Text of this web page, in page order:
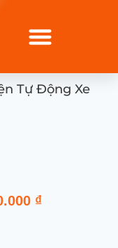
Tự Động Xe
₫